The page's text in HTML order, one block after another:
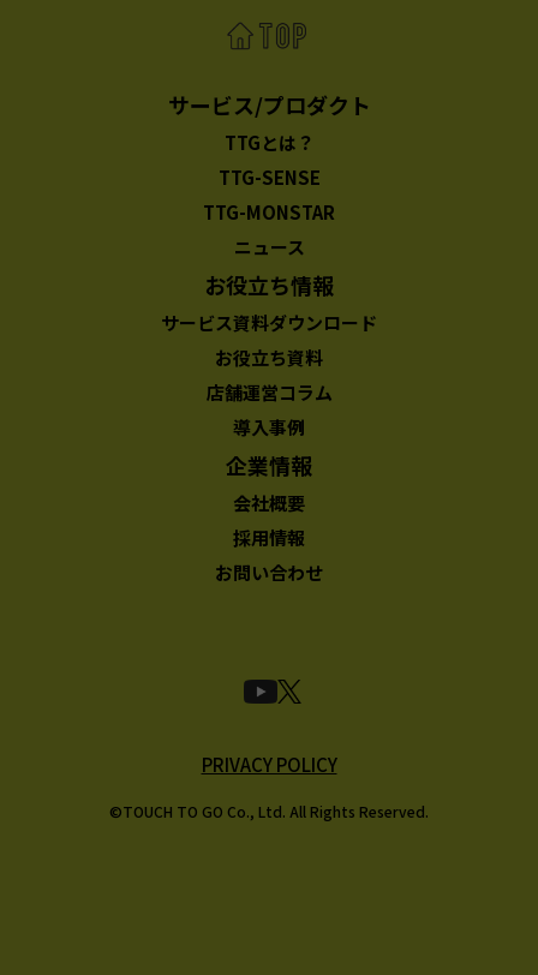
サービス/プロダクト
TTGとは？
TTG-SENSE
TTG-MONSTAR
ニュース
お役立ち情報
サービス資料ダウンロード
お役立ち資料
店舗運営コラム
導入事例
企業情報
会社概要
採用情報
お問い合わせ
PRIVACY POLICY
©TOUCH TO GO Co., Ltd. All Rights Reserved.